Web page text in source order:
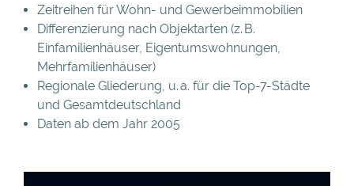
Zeitreihen für Wohn- und Gewerbeimmobilien
Differenzierung nach Objektarten (z. B.
Einfamilienhäuser, Eigentumswohnungen,
Mehrfamilienhäuser)
Regionale Gliederung, u. a. für die Top-7-Städte
und Gesamtdeutschland
Daten ab dem Jahr 2005